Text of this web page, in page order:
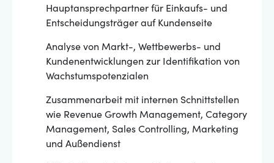
Hauptansprechpartner für Einkaufs- und
Entscheidungsträger auf Kundenseite
Analyse von Markt-, Wettbewerbs- und
Kundenentwicklungen zur Identifikation von
Wachstumspotenzialen
Zusammenarbeit mit internen Schnittstellen
wie Revenue Growth Management, Category
Management, Sales Controlling, Marketing
und Außendienst